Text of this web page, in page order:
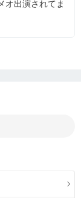
オ出演されてま